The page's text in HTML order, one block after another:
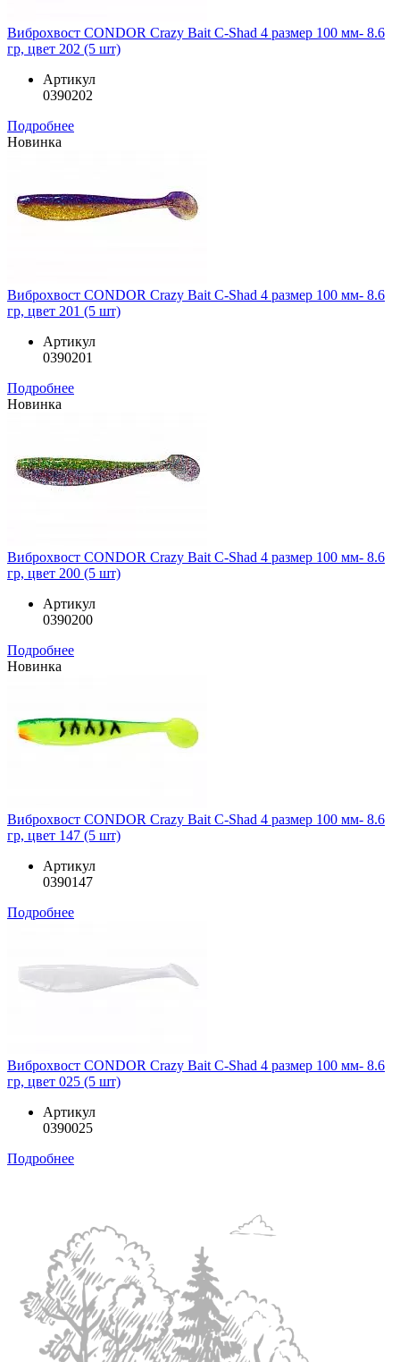
Виброхвост CONDOR Crazy Bait C-Shad 4 размер 100 мм- 8.6
гр, цвет 202 (5 шт)
Артикул
0390202
Подробнее
Новинка
Виброхвост CONDOR Crazy Bait C-Shad 4 размер 100 мм- 8.6
гр, цвет 201 (5 шт)
Артикул
0390201
Подробнее
Новинка
Виброхвост CONDOR Crazy Bait C-Shad 4 размер 100 мм- 8.6
гр, цвет 200 (5 шт)
Артикул
0390200
Подробнее
Новинка
Виброхвост CONDOR Crazy Bait C-Shad 4 размер 100 мм- 8.6
гр, цвет 147 (5 шт)
Артикул
0390147
Подробнее
Виброхвост CONDOR Crazy Bait C-Shad 4 размер 100 мм- 8.6
гр, цвет 025 (5 шт)
Артикул
0390025
Подробнее